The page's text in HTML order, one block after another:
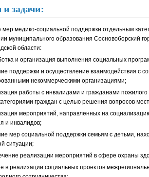
задачи:
мер медико-социальной поддержки отдельным
муниципального образования Сосновоборский
области:
и организация выполнения социальных
поддержки и осуществление взаимодействия с
некоммерческими организациями;
работы с инвалидами и гражданами пожилого
граждан с целью решения вопросов
мероприятий, направленных на
и инвалидов;
мер социальной поддержки семьям с детьми,
ситуации;
реализации мероприятий в сфере охраны
в реализации социальных проектов